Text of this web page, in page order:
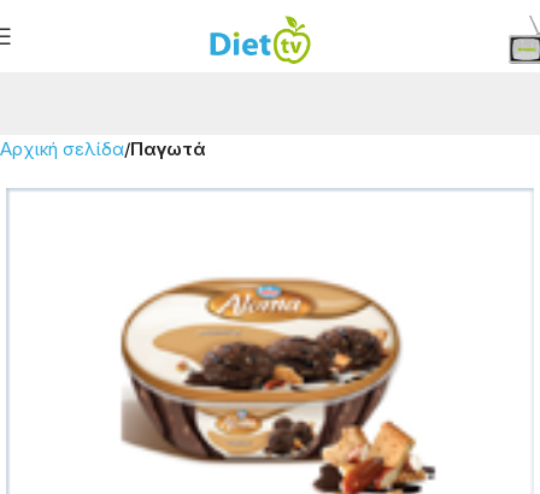
Αρχική σελίδα Παγωτά